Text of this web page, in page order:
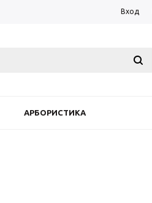
Вход
АРБОРИСТИКА